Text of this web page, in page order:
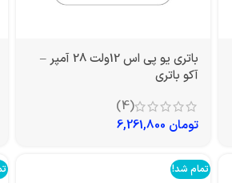
باتری یو پی اس 12ولت 28 آمپر –
آکو باتری
(4)
تومان
تمام شد!